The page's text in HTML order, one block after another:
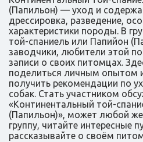
(Папильон) — уход и
дрессировка, разведение,
характеристики породы. В
той-спаниель или Папийон
заводчики, любители этой
записи о своих питомцах.
поделиться личным опытом
получить рекомендации по
собак. Стать участником
«Континентальный той-
(Папильон)», может любой
группу, читайте интересные
рассказывайте о своём